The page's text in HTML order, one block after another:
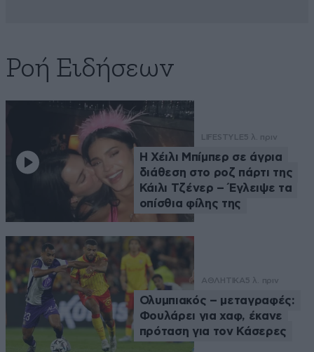
Ροή Ειδήσεων
LIFESTYLE5 λ. πριν
Η Χέιλι Μπίμπερ σε άγρια
διάθεση στο ροζ πάρτι της
Κάιλι Τζένερ – Έγλειψε τα
οπίσθια φίλης της
ΑΘΛΗΤΙΚΑ5 λ. πριν
Ολυμπιακός – μεταγραφές:
Φουλάρει για χαφ, έκανε
πρόταση για τον Κάσερες